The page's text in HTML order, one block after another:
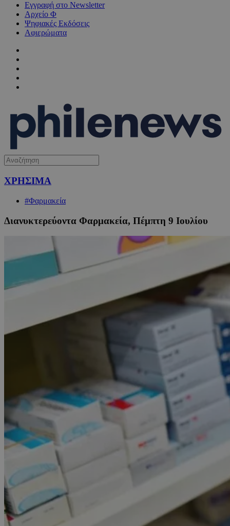
Εγγραφή στο Newsletter
Αρχείο Φ
Ψηφιακές Εκδόσεις
Αφιερώματα
ΧΡΗΣΙΜΑ
#Φαρμακεία
Διανυκτερεύοντα Φαρμακεία, Πέμπτη 9 Ιουλίου